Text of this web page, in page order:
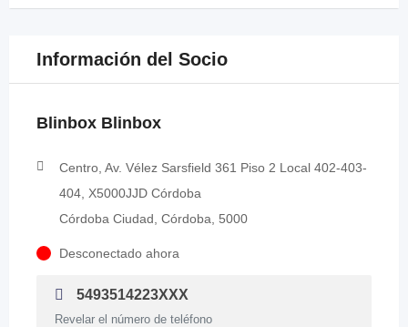
Información del Socio
Blinbox Blinbox
Centro, Av. Vélez Sarsfield 361 Piso 2 Local 402-403-
404, X5000JJD Córdoba
Córdoba Ciudad, Córdoba, 5000
Desconectado ahora
5493514223XXX
Revelar el número de teléfono